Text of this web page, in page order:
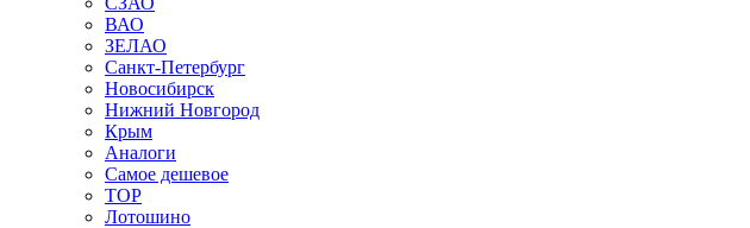
ВАО
ЗЕЛАО
Санкт-Петербург
Новосибирск
Нижний Новгород
Крым
Аналоги
Самое дешевое
TOP
Лотошино